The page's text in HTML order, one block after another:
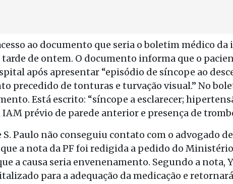
ao documento que seria o boletim médico da
de ontem. O documento informa que o
após apresentar “episódio de síncope ao
precedido de tonturas e turvação visual.” No
Está escrito: “síncope a esclarecer;
IAM prévio de parede anterior e presença de
S. Paulo não conseguiu contato com o advogado
a nota da PF foi redigida a pedido do
a causa seria envenenamento. Segundo a nota,
para a adequação da medicação e